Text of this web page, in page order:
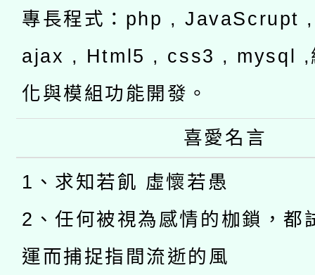
專長程式：php , JavaScrupt
ajax , Html5 , css3 , mysql ,
化與模組功能開發。
喜愛名言
1、求知若飢 虛懷若愚
2、任何被視為感情的枷鎖，都
運而捕捉指間流逝的風